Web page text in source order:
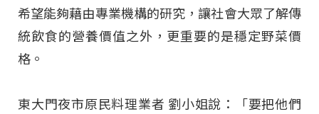
希望能夠藉由專業機構的研究，讓社會大眾了解傳
統飲食的營養價值之外，更重要的是穩定野菜價
格。
東大門夜市原民料理業者 劉小姐說：「要把他們